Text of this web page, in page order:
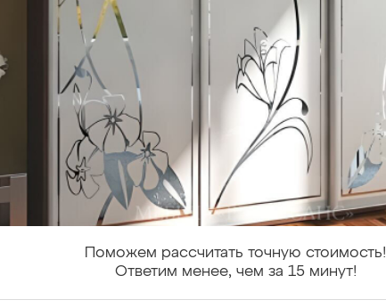
Поможем рассчитать точную стоимость!
Ответим менее, чем за 15 минут!